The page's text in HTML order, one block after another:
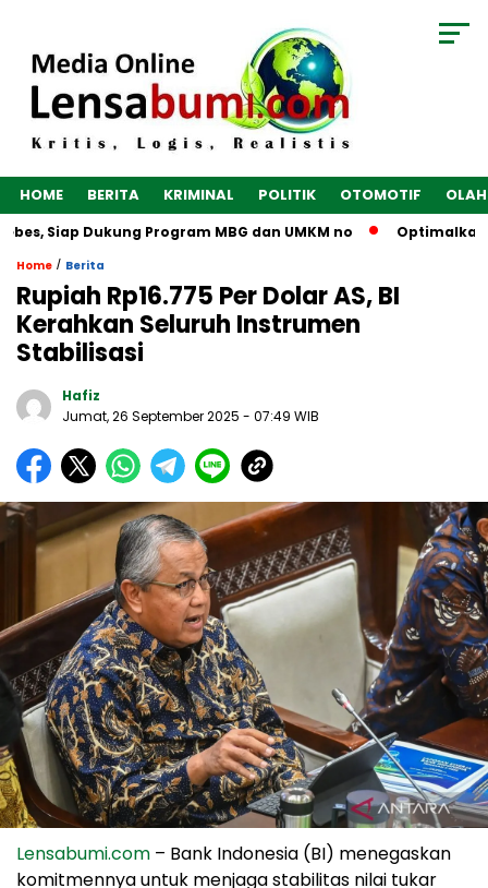
HOME BERITA KRIMINAL POLITIK OTOMOTIF
Siap Dukung Program MBG dan UMKM no Optimalkan
Home / Berita
Rupiah Rp16.775 Per Dolar AS, BI
Kerahkan Seluruh Instrumen
Stabilisasi
Hafiz
Jumat, 26 September 2025 - 07:49 WIB
Lensabumi.com – Bank Indonesia (BI) menegaskan
komitmennya untuk menjaga stabilitas nilai tukar